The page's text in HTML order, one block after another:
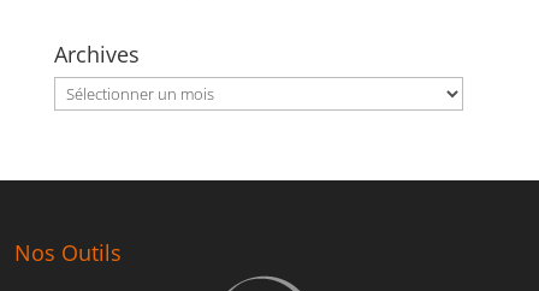
Archives
Archives
Nos Outils